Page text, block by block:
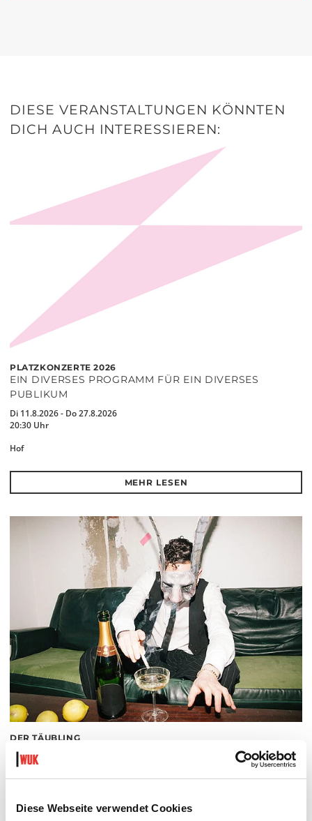
Diese Webseite verwendet Cookies
DIESE VERANSTALTUNGEN KÖNNTEN
DICH AUCH INTERESSIEREN:
PLATZKONZERTE 2026
EIN DIVERSES PROGRAMM FÜR EIN DIVERSES
PUBLIKUM
Di 11.8.2026 - Do 27.8.2026
20:30 Uhr
Hof
MEHR LESEN
DER TÄUBLING
PLATZKONZERTE 2026
Di 11.8.2026
20.30
Hof